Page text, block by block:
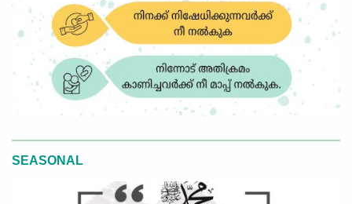
SEASONAL